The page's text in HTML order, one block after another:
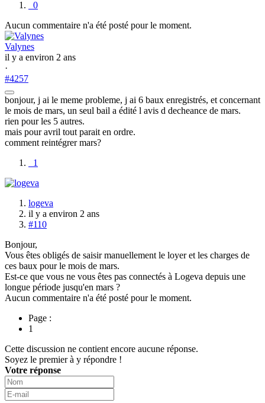
0
Aucun commentaire n'a été posté pour le moment.
Valynes
il y a environ 2 ans
·
#4257
bonjour, j ai le meme probleme, j ai 6 baux enregistrés, et concernant
le mois de mars, un seul bail a édité l avis d decheance de mars.
rien pour les 5 autres.
mais pour avril tout parait en ordre.
comment reintégrer mars?
1
logeva
il y a environ 2 ans
#110
Bonjour,
Vous êtes obligés de saisir manuellement le loyer et les charges de
ces baux pour le mois de mars.
Est-ce que vous ne vous êtes pas connectés à Logeva depuis une
longue période jusqu'en mars ?
Aucun commentaire n'a été posté pour le moment.
Page :
1
Cette discussion ne contient encore aucune réponse.
Soyez le premier à y répondre !
Votre réponse